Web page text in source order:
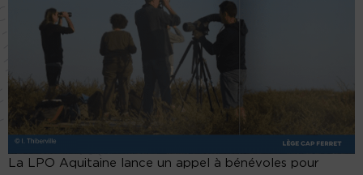
La LPO Aquitaine lance un appel à bénévoles pour